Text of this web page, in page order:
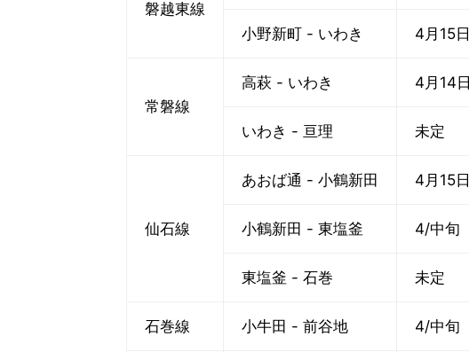
磐越東線
小野新町 - いわき 4月15日
常磐線
高萩 - いわき 4月14日
いわき - 亘理 未定
仙石線
あおば通 - 小鶴新田 4月15日
小鶴新田 - 東塩釜 4/中旬
東塩釜 - 石巻 未定
石巻線 小牛田 - 前谷地 4/中旬